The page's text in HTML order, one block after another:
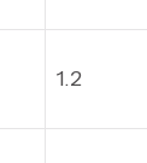
1.2